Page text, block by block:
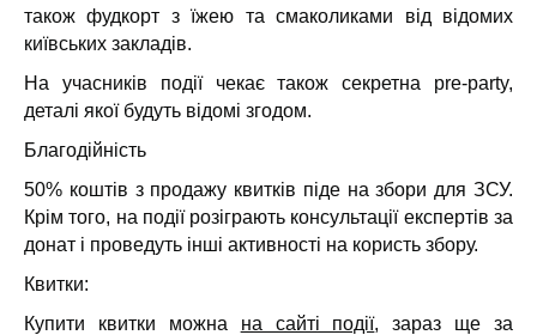
також фудкорт з їжею та смаколиками від відомих
київських закладів.
На учасників події чекає також секретна pre-party,
деталі якої будуть відомі згодом.
Благодійність
50% коштів з продажу квитків піде на збори для ЗСУ.
Крім того, на події розіграють консультації експертів за
донат і проведуть інші активності на користь збору.
Квитки:
Купити квитки можна на сайті події, зараз ще за